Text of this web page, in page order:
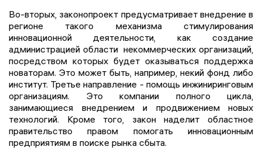
Во-вторых, законопроект предусматривает внедрение в
регионе такого механизма стимулирования
инновационной деятельности, как создание
администрацией области некоммерческих организаций,
посредством которых будет оказываться поддержка
новаторам. Это может быть, например, некий фонд либо
институт. Третье направление - помощь инжиниринговым
организациям. Это компании полного цикла,
занимающиеся внедрением и продвижением новых
технологий. Кроме того, закон наделит областное
правительство правом помогать инновационным
предприятиям в поиске рынка сбыта.